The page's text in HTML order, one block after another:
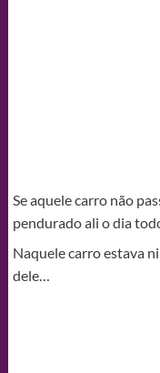
Se aquele carro não
pendurado ali o dia
Naquele carro estava
dele…